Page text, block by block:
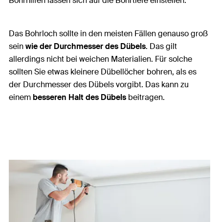
Das Bohrloch sollte in den meisten Fällen genauso groß
seinwie der Durchmesser des Dübels. Das gilt
allerdings nicht bei weichen Materialien. Für solche
sollten Sie etwas kleinere Dübellöcher bohren, als es
der Durchmesser des Dübels vorgibt. Das kann zu
einem besseren Halt des Dübels beitragen.